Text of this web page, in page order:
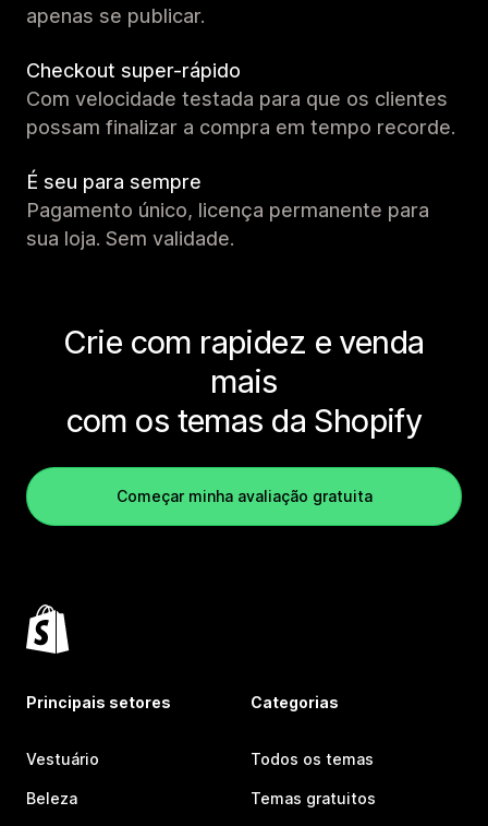
apenas se publicar.
Checkout super-rápido
Com velocidade testada para que os clientes
possam finalizar a compra em tempo recorde.
É seu para sempre
Pagamento único, licença permanente para
sua loja. Sem validade.
Crie com rapidez e venda
mais
com os temas da Shopify
Começar minha avaliação gratuita
Principais setores
Vestuário
Beleza
Categorias
Todos os temas
Temas gratuitos